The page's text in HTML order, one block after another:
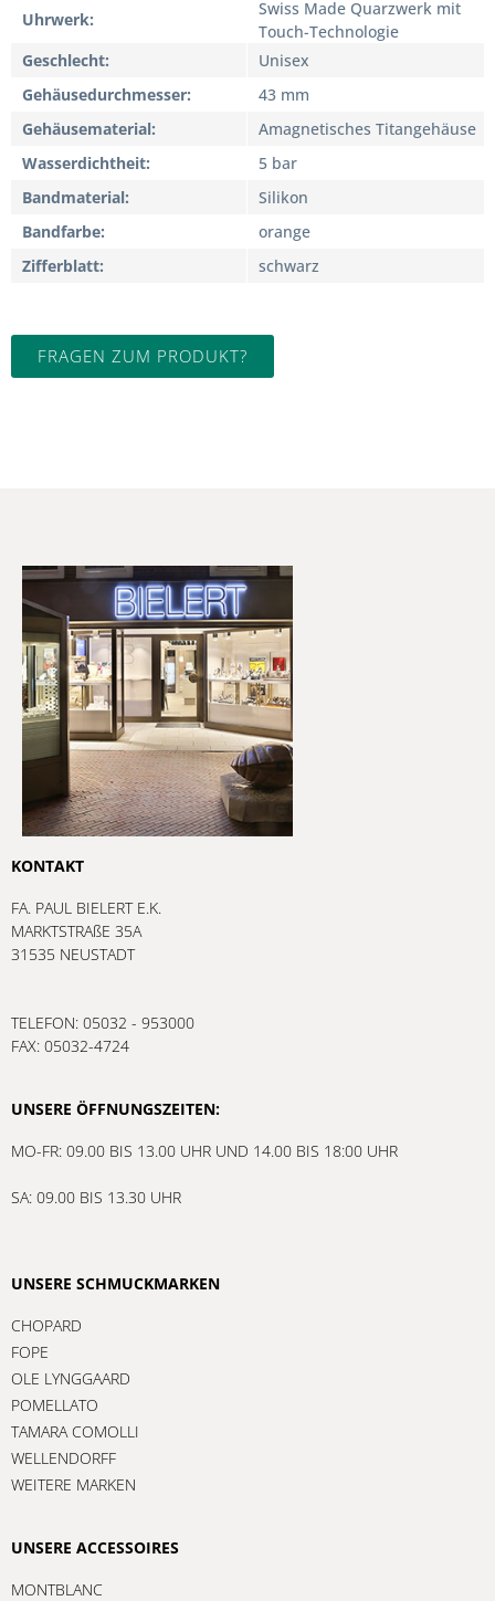
Uhrwerk
Swiss Made Quarzwerk mit
Touch-Technologie
Geschlecht
Unisex
Gehäusedurchmesser
43 mm
Gehäusematerial
Amagnetisches Titangehäuse
Wasserdichtheit
5 bar
Bandmaterial
Silikon
Bandfarbe
orange
Zifferblatt
schwarz
FRAGEN ZUM PRODUKT?
KONTAKT
FA. PAUL BIELERT E.K.
MARKTSTRAßE 35A
31535 NEUSTADT
TELEFON: 05032 - 953000
FAX: 05032-4724
UNSERE ÖFFNUNGSZEITEN:
MO-FR: 09.00 BIS 13.00 UHR UND 14.00 BIS 18:00 UHR
SA: 09.00 BIS 13.30 UHR
UNSERE SCHMUCKMARKEN
CHOPARD
FOPE
OLE LYNGGAARD
POMELLATO
TAMARA COMOLLI
WELLENDORFF
WEITERE MARKEN
UNSERE ACCESSOIRES
MONTBLANC